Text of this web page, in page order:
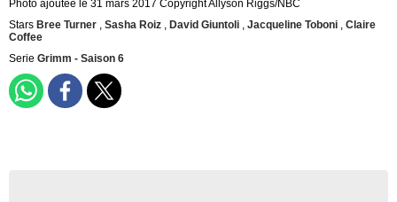
Photo ajoutée le 31 mars 2017 Copyright Allyson Riggs/NBC
Stars Bree Turner , Sasha Roiz , David Giuntoli , Jacqueline Toboni , Claire
Coffee
Serie Grimm - Saison 6